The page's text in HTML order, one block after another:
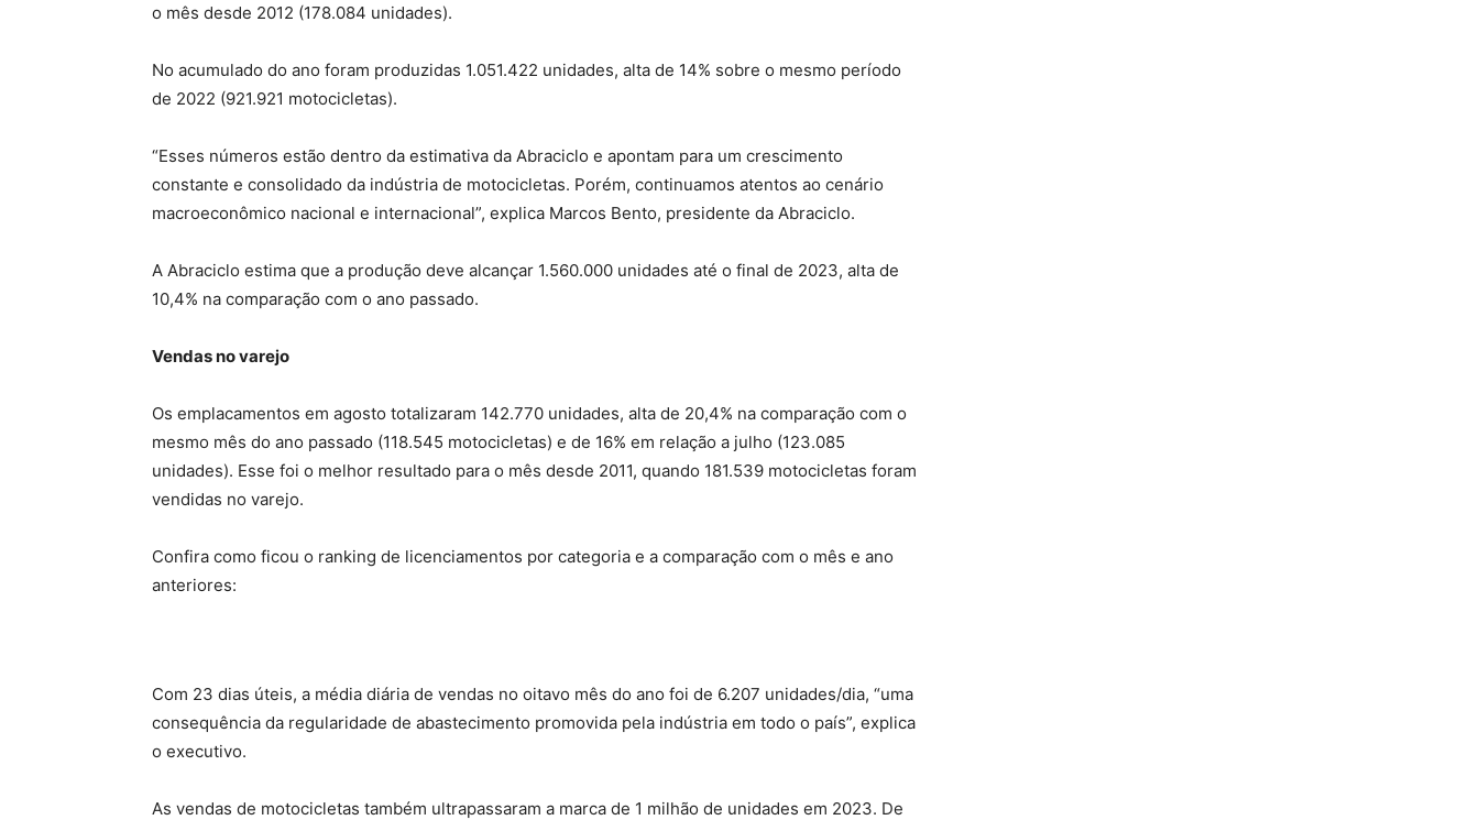
o mês desde 2012 (178.084 unidades).
No acumulado do ano foram produzidas 1.051.422 unidades, alta de 14% sobre o mesmo período
de 2022 (921.921 motocicletas).
“Esses números estão dentro da estimativa da Abraciclo e apontam para um crescimento
constante e consolidado da indústria de motocicletas. Porém, continuamos atentos ao cenário
macroeconômico nacional e internacional”, explica Marcos Bento, presidente da Abraciclo.
A Abraciclo estima que a produção deve alcançar 1.560.000 unidades até o final de 2023, alta de
10,4% na comparação com o ano passado.
Vendas no varejo
Os emplacamentos em agosto totalizaram 142.770 unidades, alta de 20,4% na comparação com o
mesmo mês do ano passado (118.545 motocicletas) e de 16% em relação a julho (123.085
unidades). Esse foi o melhor resultado para o mês desde 2011, quando 181.539 motocicletas foram
vendidas no varejo.
Confira como ficou o ranking de licenciamentos por categoria e a comparação com o mês e ano
anteriores:
Com 23 dias úteis, a média diária de vendas no oitavo mês do ano foi de 6.207 unidades/dia, “uma
consequência da regularidade de abastecimento promovida pela indústria em todo o país”, explica
o executivo.
As vendas de motocicletas também ultrapassaram a marca de 1 milhão de unidades em 2023. De